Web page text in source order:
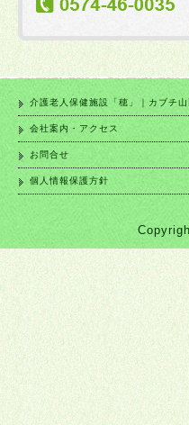
介護老人保健施設「穂」｜カブチ
会社案内・アクセス
お問合せ
個人情報保護方針